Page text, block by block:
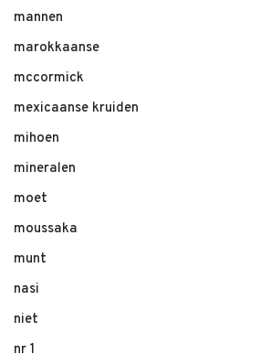
mannen
marokkaanse
mccormick
mexicaanse kruiden
mihoen
mineralen
moet
moussaka
munt
nasi
niet
nr 1